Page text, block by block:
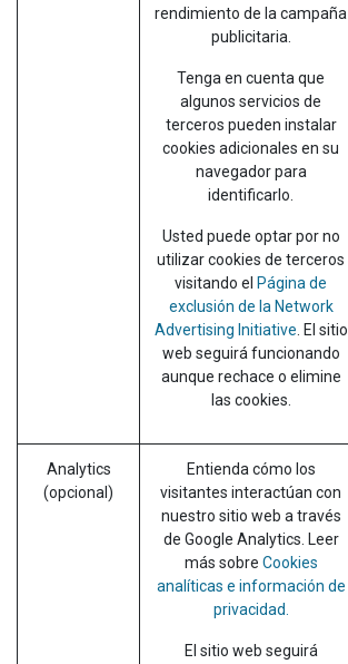
rendimiento de la campaña
publicitaria.
Tenga en cuenta que
algunos servicios de
terceros pueden instalar
cookies adicionales en su
navegador para
identificarlo.
Usted puede optar por no
utilizar cookies de terceros
visitando el Página de
exclusión de la Network
Advertising Initiative . El sitio
web seguirá funcionando
aunque rechace o elimine
las cookies.
Analytics
(opcional)
Entienda cómo los
visitantes interactúan con
nuestro sitio web a través
de Google Analytics. Leer
más sobre Cookies
analíticas e información de
privacidad.
El sitio web seguirá